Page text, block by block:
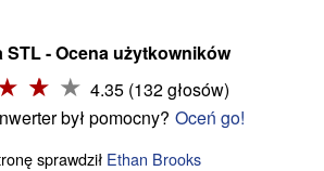
STL - Ocena użytkowników
4.35 (132 głosów)
był pomocny? Oceń go!
sprawdził Ethan Brooks